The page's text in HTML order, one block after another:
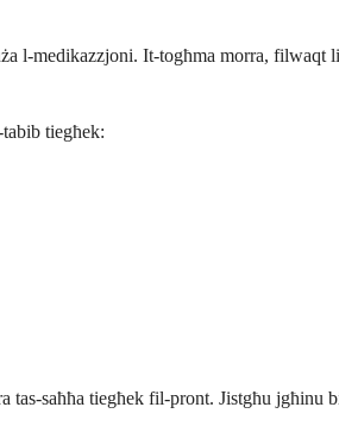
l-medikazzjoni. It-togħma morra,
tiegħek:
saħħa tiegħek fil-pront. Jistgħu